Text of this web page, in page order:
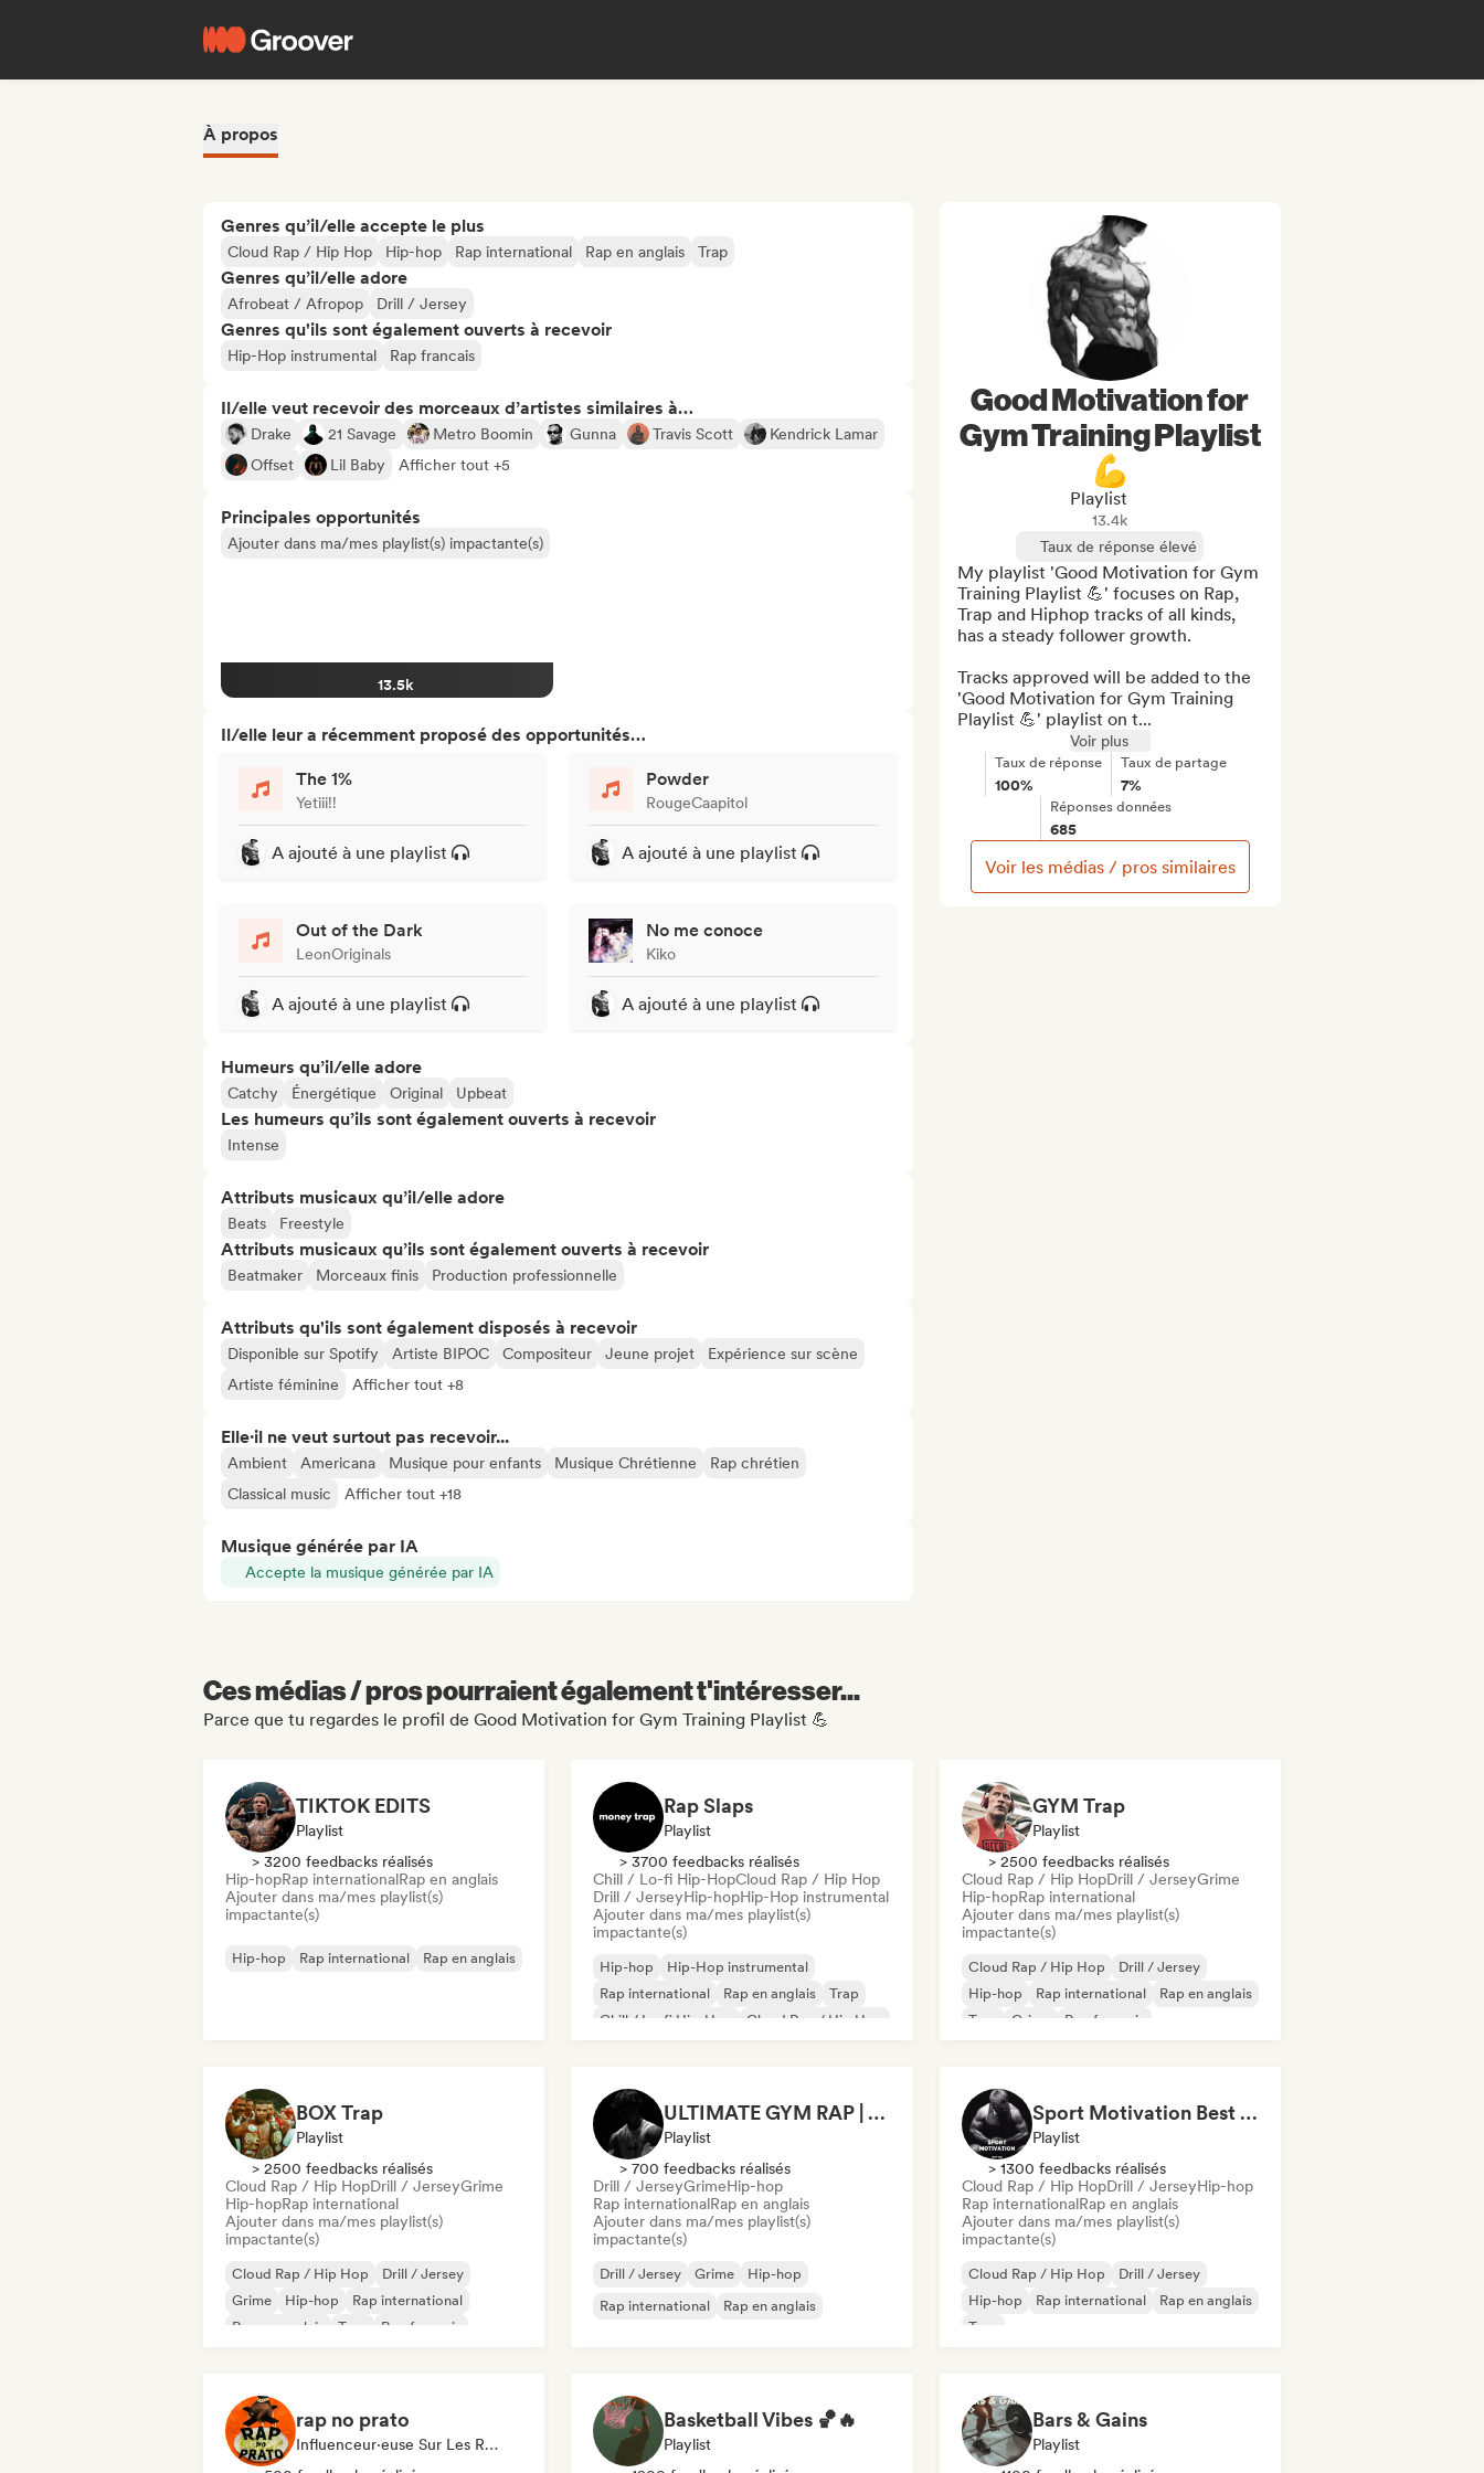
À propos
Genres qu’il/elle accepte le plus
Cloud Rap / Hip Hop Hip-hop Rap international Rap en anglais Trap
Genres qu’il/elle adore
Afrobeat / Afropop Drill / Jersey
Genres qu'ils sont également ouverts à recevoir
Hip-Hop instrumental Rap francais
Il/elle veut recevoir des morceaux d’artistes similaires à…
Drake 21 Savage Metro Boomin Gunna Travis Scott
Kendrick Lamar
Offset
Lil Baby Afficher tout +5
Principales opportunités
Ajouter dans ma/mes playlist(s) impactante(s)
13.5k
Il/elle leur a récemment proposé des opportunités…
The 1%
Yetiii!!
A ajouté à une playlist
Powder
RougeCaapitol
A ajouté à une playlist
Out of the Dark
LeonOriginals
A ajouté à une playlist
No me conoce
Kiko
A ajouté à une playlist
Humeurs qu’il/elle adore
Catchy Énergétique Original Upbeat
Les humeurs qu’ils sont également ouverts à recevoir
Intense
Attributs musicaux qu’il/elle adore
Beats Freestyle
Attributs musicaux qu’ils sont également ouverts à recevoir
Beatmaker Morceaux finis Production professionnelle
Attributs qu'ils sont également disposés à recevoir
Disponible sur Spotify Artiste BIPOC Compositeur Jeune projet
Expérience sur scène
Artiste féminine
Afficher tout +8
Elle·il ne veut surtout pas recevoir...
Ambient Americana Musique pour enfants Musique Chrétienne
Rap chrétien
Classical music
Afficher tout +18
Musique générée par IA
Accepte la musique générée par IA
Good Motivation for
Gym Training Playlist
💪
Playlist
13.4k
Taux de réponse élevé
My playlist 'Good Motivation for Gym
Training Playlist 💪' focuses on Rap,
Trap and Hiphop tracks of all kinds,
has a steady follower growth.
Tracks approved will be added to the
'Good Motivation for Gym Training
Playlist 💪' playlist on t...
Voir plus
Taux de réponse
100%
Taux de partage
7%
Réponses données
685
Voir les médias / pros similaires
Ces médias / pros pourraient également t'intéresser...
Parce que tu regardes le profil de Good Motivation for Gym Training Playlist 💪
TIKTOK EDITS
Playlist
> 3200 feedbacks réalisés
Hip-hopRap internationalRap en anglais
Ajouter dans ma/mes playlist(s)
impactante(s)
Hip-hop Rap international Rap en anglais
Rap Slaps
Playlist
> 3700 feedbacks réalisés
Chill / Lo-fi Hip-HopCloud Rap / Hip Hop
Drill / JerseyHip-hopHip-Hop instrumental
Ajouter dans ma/mes playlist(s)
impactante(s)
Hip-hop
Hip-Hop instrumental
Rap international
Rap en anglais
Trap
Chill / Lo-fi Hip-Hop
Cloud Rap / Hip Hop
GYM Trap
Playlist
> 2500 feedbacks réalisés
Cloud Rap / Hip HopDrill / JerseyGrime
Hip-hopRap international
Ajouter dans ma/mes playlist(s)
impactante(s)
Cloud Rap / Hip Hop
Drill / Jersey
Hip-hop
Rap international
Rap en anglais
Trap
Grime Rap francais
BOX Trap
Playlist
> 2500 feedbacks réalisés
Cloud Rap / Hip HopDrill / JerseyGrime
Hip-hopRap international
Ajouter dans ma/mes playlist(s)
impactante(s)
Cloud Rap / Hip Hop
Drill / Jersey
Grime
Hip-hop
Rap international
Rap en anglais
Trap Rap francais
ULTIMATE GYM RAP | WORKOUT PLAYLIST 2026 🔥
Playlist
> 700 feedbacks réalisés
Drill / JerseyGrimeHip-hop
Rap internationalRap en anglais
Ajouter dans ma/mes playlist(s)
impactante(s)
Drill / Jersey Grime
Hip-hop
Rap international
Rap en anglais
Sport Motivation Best Performance (Uniside Digital)
Playlist
> 1300 feedbacks réalisés
Cloud Rap / Hip HopDrill / JerseyHip-hop
Rap internationalRap en anglais
Ajouter dans ma/mes playlist(s)
impactante(s)
Cloud Rap / Hip Hop
Drill / Jersey
Hip-hop
Rap international
Rap en anglais
Trap
rap no prato
Influenceur·euse Sur Les Réseaux Sociaux
Basketball Vibes 🏀🔥
Playlist
Bars & Gains
Playlist